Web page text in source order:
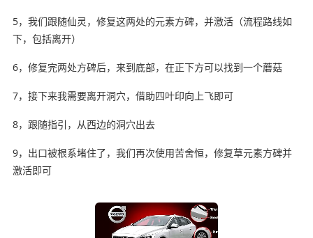
5，我们跟随仙灵，修复这两处的元素方碑，并激活（流程路线如
下，包括离开）
6，修复完两处方碑后，来到底部，在正下方可以找到一个蘑菇
7，接下来我需要离开洞穴，借助四叶印向上飞即可
8，跟随指引，从西边的洞穴出去
9，出口被根系堵住了，我们再次使用苦舍恒，修复草元素方碑并
激活即可